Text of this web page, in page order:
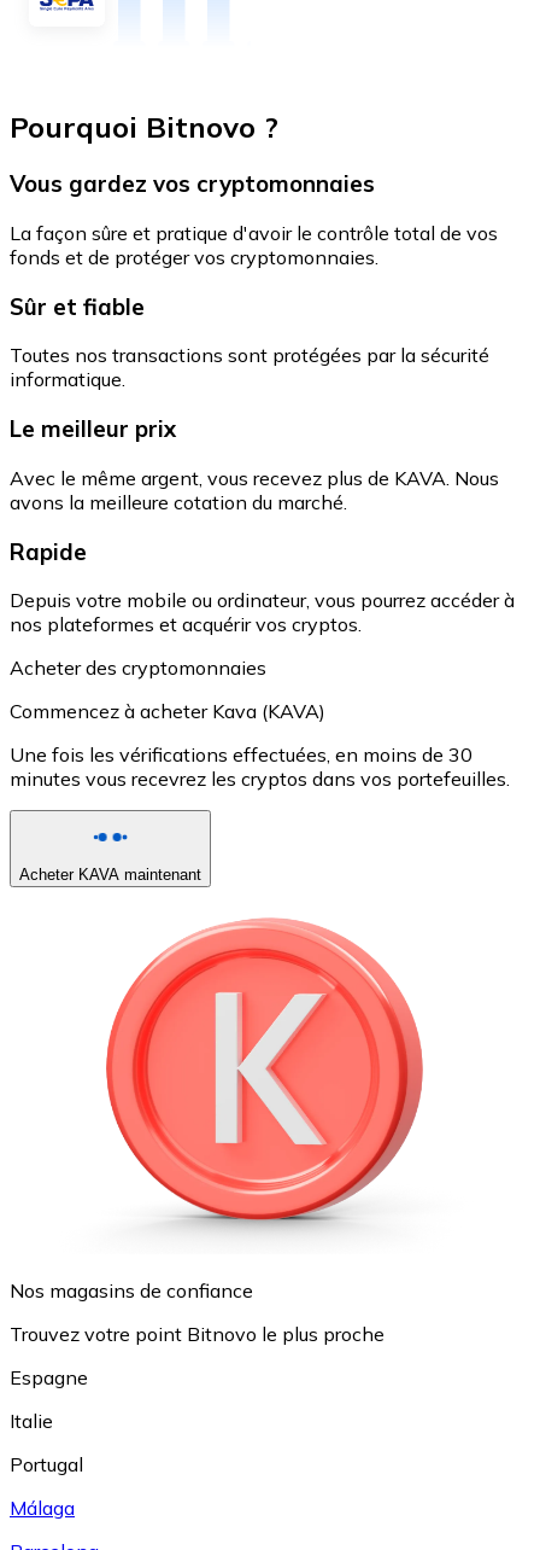
Pourquoi Bitnovo ?
Vous gardez vos cryptomonnaies
La façon sûre et pratique d'avoir le contrôle total de vos
fonds et de protéger vos cryptomonnaies.
Sûr et fiable
Toutes nos transactions sont protégées par la sécurité
informatique.
Le meilleur prix
Avec le même argent, vous recevez plus de KAVA. Nous
avons la meilleure cotation du marché.
Rapide
Depuis votre mobile ou ordinateur, vous pourrez accéder à
nos plateformes et acquérir vos cryptos.
Acheter des cryptomonnaies
Commencez à acheter Kava (KAVA)
Une fois les vérifications effectuées, en moins de 30
minutes vous recevrez les cryptos dans vos portefeuilles.
Acheter KAVA maintenant
Nos magasins de confiance
Trouvez votre point Bitnovo le plus proche
Espagne
Italie
Portugal
Málaga